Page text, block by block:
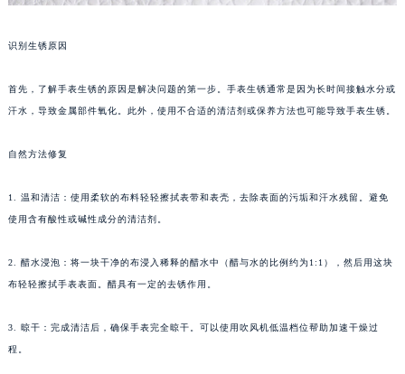
识别生锈原因
首先，了解手表生锈的原因是解决问题的第一步。手表生锈通常是因为长时间接触水分或
汗水，导致金属部件氧化。此外，使用不合适的清洁剂或保养方法也可能导致手表生锈。
自然方法修复
1. 温和清洁：使用柔软的布料轻轻擦拭表带和表壳，去除表面的污垢和汗水残留。避免
使用含有酸性或碱性成分的清洁剂。
2. 醋水浸泡：将一块干净的布浸入稀释的醋水中（醋与水的比例约为1:1），然后用这块
布轻轻擦拭手表表面。醋具有一定的去锈作用。
3. 晾干：完成清洁后，确保手表完全晾干。可以使用吹风机低温档位帮助加速干燥过
程。